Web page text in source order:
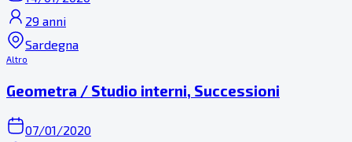
29 anni
Sardegna
Altro
Geometra / Studio interni, Successioni
07/01/2020